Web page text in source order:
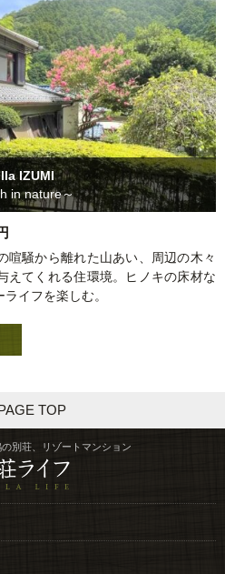
IZUMI
in nature～
喧騒から離れた山あい、周辺の木々
えてくれる住環境。ヒノキの床材な
イフを楽しむ。
TOP
別荘、リゾートマンション